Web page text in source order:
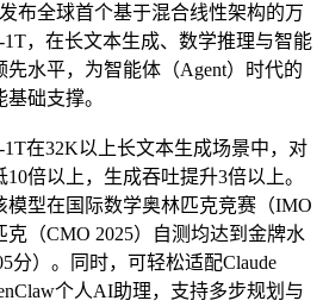
布全球首个基于混合线性架构的万
，在长文本生成、数学推理与智能
水平，为智能体（Agent）时代的
础支撑。
在32K以上长文本生成场景中，对
倍以上，生成吞吐提升3倍以上。
模型在国际数学奥林匹克竞赛（IMO
克（CMO 2025）自测均达到金牌水
分）。同时，可轻松适配Claude
个人AI助理，支持多步规划与